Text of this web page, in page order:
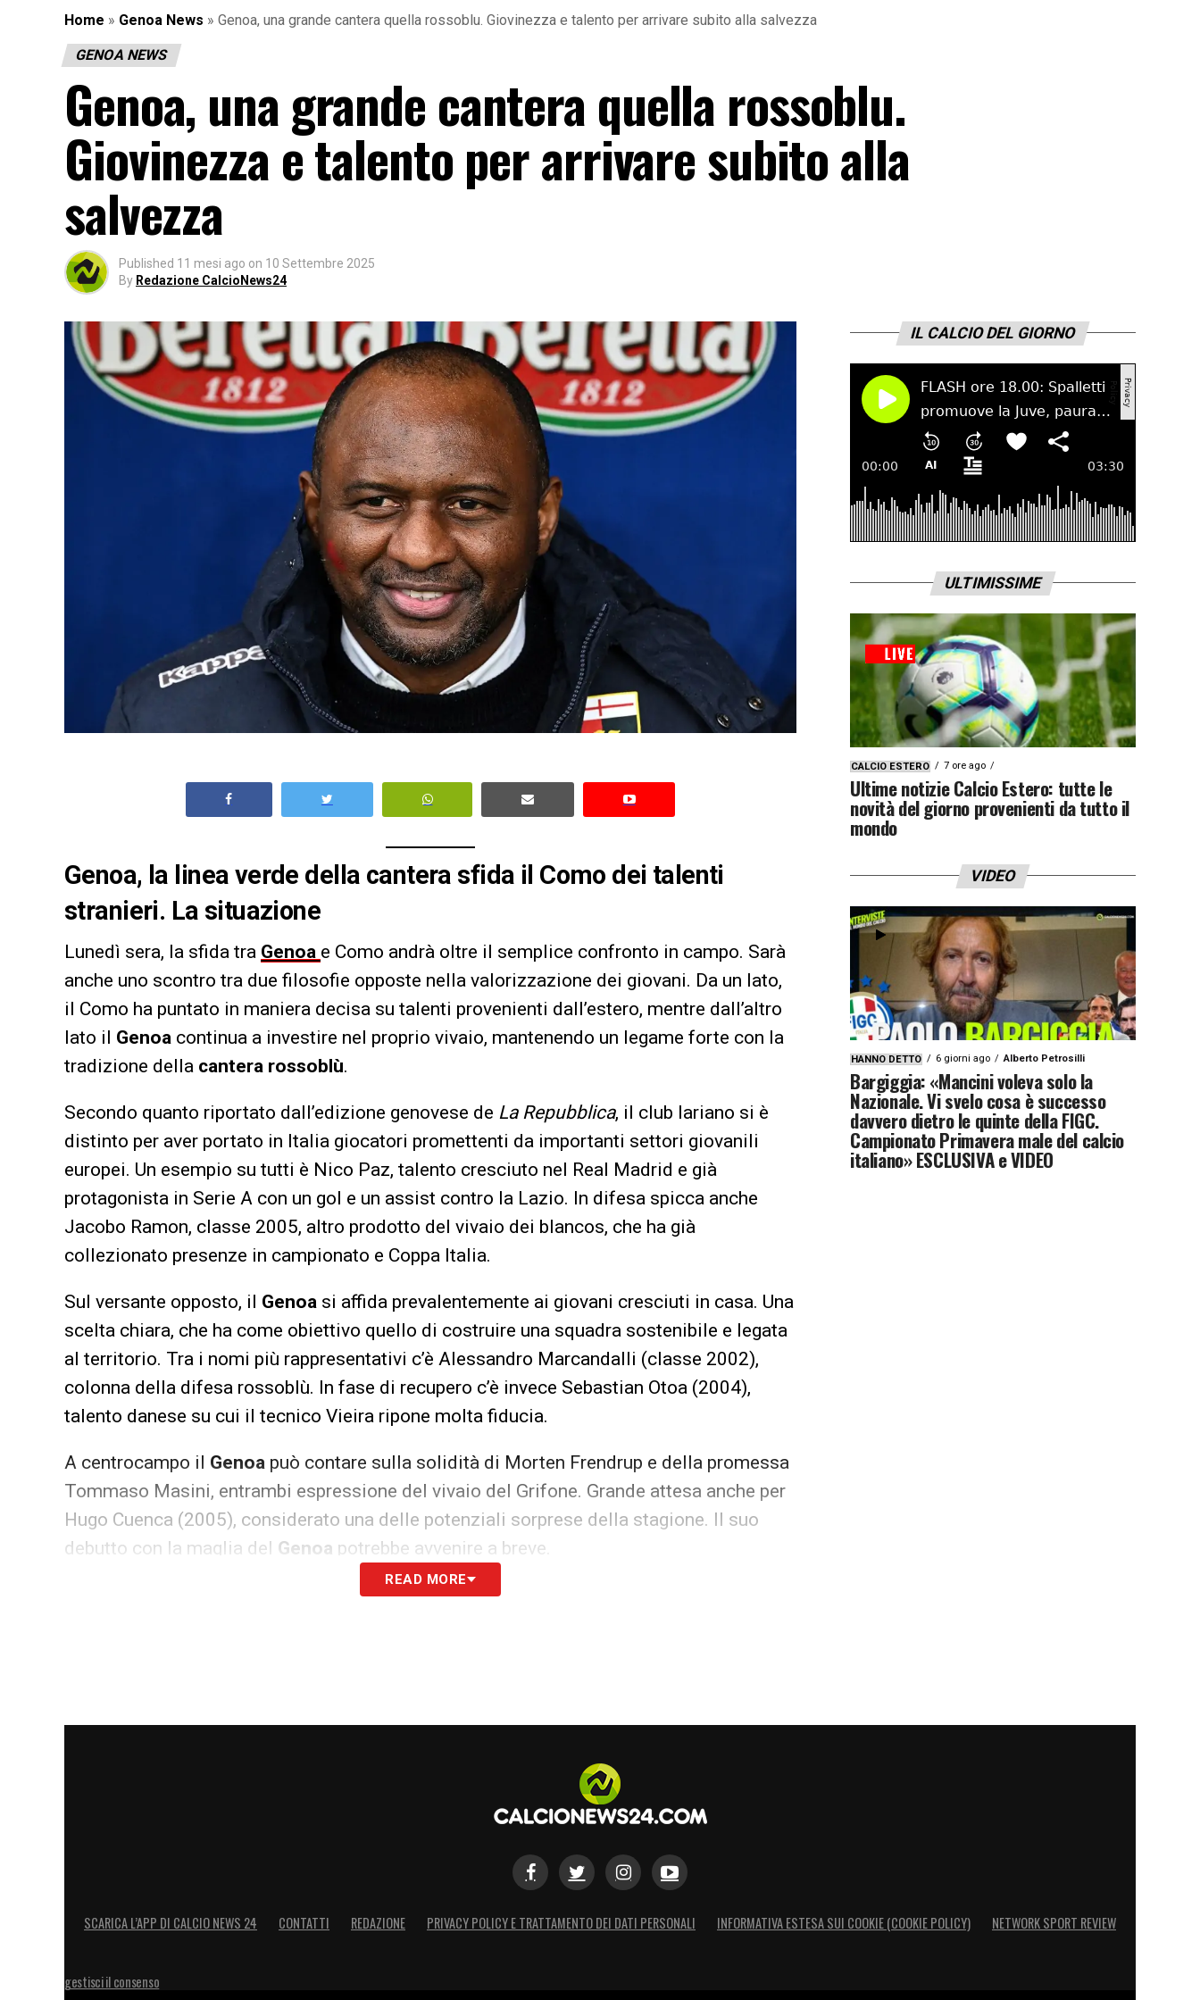
Home » Genoa News » Genoa, una grande cantera quella rossoblu. Giovinezza e talento per arrivare subito alla salvezza
GENOA NEWS
Genoa, una grande cantera quella rossoblu.
Giovinezza e talento per arrivare subito alla
salvezza
Published 11 mesi ago on 10 Settembre 2025
By Redazione CalcioNews24
Genoa, la linea verde della cantera sfida il Como dei talenti
stranieri. La situazione
Lunedì sera, la sfida tra Genoa e Como andrà oltre il semplice confronto in campo. Sarà
anche uno scontro tra due filosofie opposte nella valorizzazione dei giovani. Da un lato,
il Como ha puntato in maniera decisa su talenti provenienti dall’estero, mentre dall’altro
lato il Genoa continua a investire nel proprio vivaio, mantenendo un legame forte con la
tradizione della cantera rossoblù.
Secondo quanto riportato dall’edizione genovese de La Repubblica, il club lariano si è
distinto per aver portato in Italia giocatori promettenti da importanti settori giovanili
europei. Un esempio su tutti è Nico Paz, talento cresciuto nel Real Madrid e già
protagonista in Serie A con un gol e un assist contro la Lazio. In difesa spicca anche
Jacobo Ramon, classe 2005, altro prodotto del vivaio dei blancos, che ha già
collezionato presenze in campionato e Coppa Italia.
Sul versante opposto, il Genoa si affida prevalentemente ai giovani cresciuti in casa. Una
scelta chiara, che ha come obiettivo quello di costruire una squadra sostenibile e legata
al territorio. Tra i nomi più rappresentativi c’è Alessandro Marcandalli (classe 2002),
colonna della difesa rossoblù. In fase di recupero c’è invece Sebastian Otoa (2004),
talento danese su cui il tecnico Vieira ripone molta fiducia.
A centrocampo il Genoa può contare sulla solidità di Morten Frendrup e della promessa
Tommaso Masini, entrambi espressione del vivaio del Grifone. Grande attesa anche per
Hugo Cuenca (2005), considerato una delle potenziali sorprese della stagione. Il suo
debutto con la maglia del Genoa potrebbe avvenire a breve.
Nella lista dei giovani a disposizione figurano anche altri profili interessanti: il rientrante
uno dei club italiani più attenti allo sviluppo del talento giovanile. Una sfida tecnica e
filosofica che lunedì andrà in scena anche fuori dal tabellino dei marcatori.
READ MORE
IL CALCIO DEL GIORNO
ULTIMISSIME
CALCIO ESTERO 7 ore ago
Ultime notizie Calcio Estero: tutte le
novità del giorno provenienti da tutto il
mondo
VIDEO
HANNO DETTO 6 giorni ago Alberto Petrosilli
Bargiggia: «Mancini voleva solo la
Nazionale. Vi svelo cosa è successo
davvero dietro le quinte della FIGC.
Campionato Primavera male del calcio
italiano» ESCLUSIVA e VIDEO
SCARICA L’APP DI CALCIO NEWS 24 CONTATTI REDAZIONE PRIVACY POLICY E TRATTAMENTO DEI DATI PERSONALI INFORMATIVA ESTESA SUI COOKIE (COOKIE POLICY) NETWORK SPORT REVIEW
gestisci il consenso